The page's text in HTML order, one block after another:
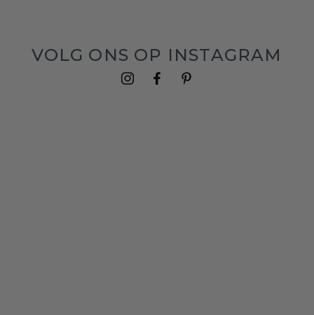
VOLG ONS OP INSTAGRAM